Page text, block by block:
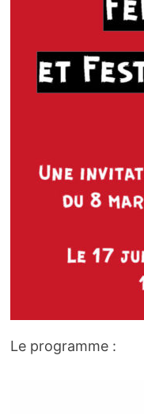
Le programme :